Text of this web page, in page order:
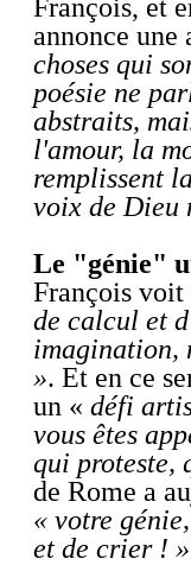
François, et
annonce
choses qui
poésie ne
abstraits,
l'amour, la
remplissent
voix de Dieu
Le "génie"
François
de calcul et
imagination,
». Et en ce
un « défi
vous êtes
qui proteste,
de Rome a
« votre
et de crier !